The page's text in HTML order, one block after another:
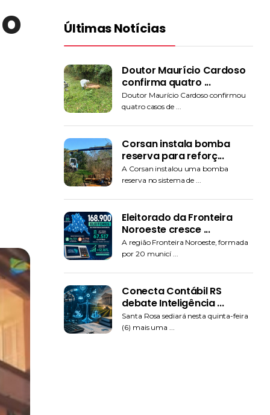
Últimas Notícias
Doutor Maurício Cardoso
confirma quatro ...
Doutor Maurício Cardoso confirmou
quatro casos de ...
Corsan instala bomba
reserva para reforç...
A Corsan instalou uma bomba
reserva no sistema de ...
Eleitorado da Fronteira
Noroeste cresce ...
A região Fronteira Noroeste, formada
por 20 municí ...
Conecta Contábil RS
debate Inteligência ...
Santa Rosa sediará nesta quinta-feira
(6) mais uma ...